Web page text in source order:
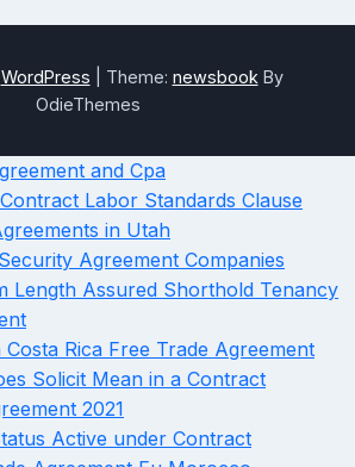
WordPress Theme: newsbook By
OdieThemes
and Cpa
Labor Standards Clause
in Utah
Agreement Companies
Length Assured Shorthold Tenancy
Costa Rica Free Trade Agreement
Solicit Mean in a Contract
2021
Active under Contract